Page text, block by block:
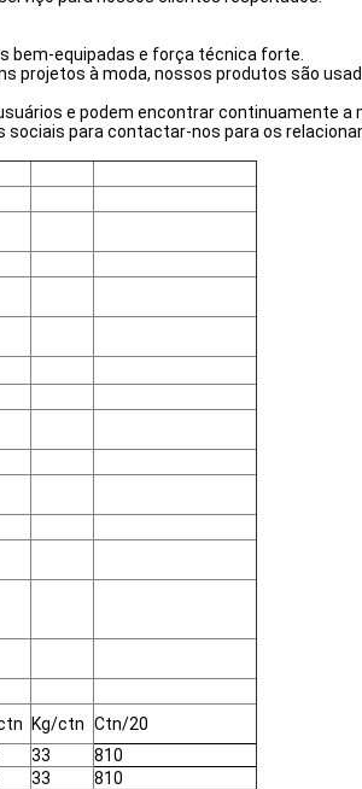
bem-equipadas e força técnica forte.
projetos à moda, nossos produtos são
e podem encontrar continuamente a
sociais para contactar-nos para os
Kg/ctn Ctn/20
33
810
33
810